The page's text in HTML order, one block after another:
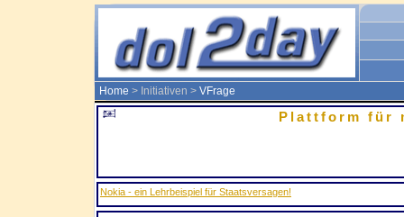
Home > Initiativen > VFrage
Plattform für
Nokia - ein Lehrbeispiel für Staatsversagen!